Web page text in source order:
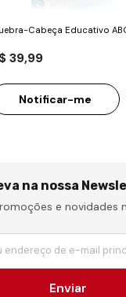
Cabeça Educativo
39,99
Notificar-me
na nossa
e novidades
endereço de e-mail
Enviar